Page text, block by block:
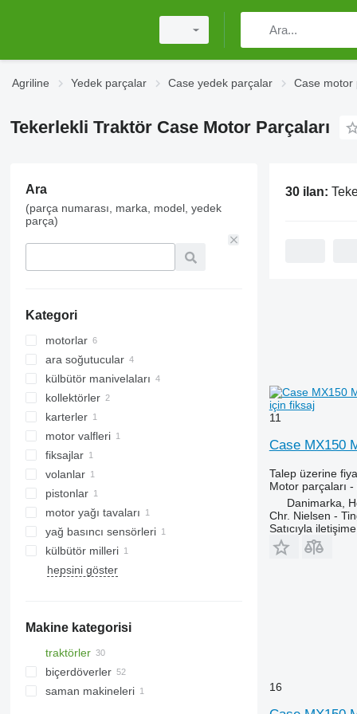
Agriline Yedek parçalar Case yedek parçalar Case motor
Tekerlekli Traktör Case Motor Parçaları
Ara
(parça numarası, marka, model, yedek
parça)
Kategori
motorlar
ara soğutucular
külbütör manivelaları
kollektörler
karterler
motor valfleri
fiksajlar
volanlar
pistonlar
motor yağı tavaları
yağ basıncı sensörleri
külbütör milleri
hepsini göster
Makine kategorisi
traktörler
tekerlekli traktörler
biçerdöverler
hububat hasat makineleri
saman makineleri
30 ilan:
için fiksaj
11
Case MX150
Talep üzerine
Motor parçaları -
Danimarka,
Chr. Nielsen -
Satıcıyla
16